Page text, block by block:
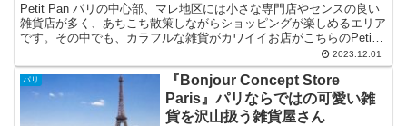
Petit Pan パリの中心部、マレ地区には小さな専門店やセンスの良い
雑貨店が多く、あちこち散策しながらショッピングが楽しめるエリア
です。その中でも、カラフルな雑貨がカワイイお店がこちらのPetiti
2023.12.01
パリ
『Bonjour Concept Store
Paris』パリならではの可愛い雑
貨を沢山扱う雑貨屋さん